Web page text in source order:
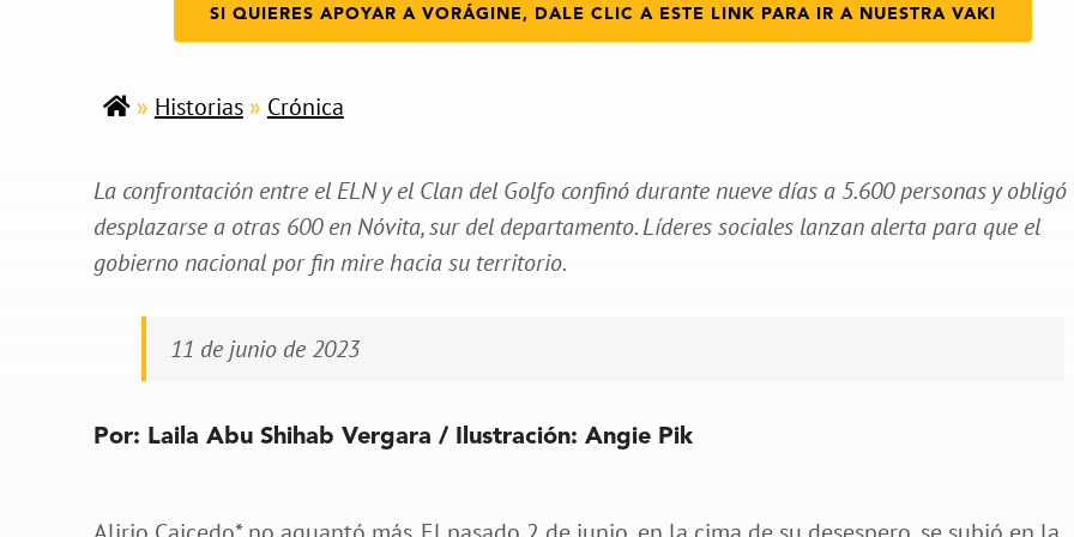
SI QUIERES APOYAR A VORÁGINE, DALE CLIC A ESTE LINK PARA IR A NUESTRA VAKI
» Historias» Crónica
La confrontación entre el ELN y el Clan del Golfo confinó durante nueve días a 5.600 personas y obligó
desplazarse a otras 600 en Nóvita, sur del departamento. Líderes sociales lanzan alerta para que el
gobierno nacional por fin mire hacia su territorio.
11 de junio de 2023
Por: Laila Abu Shihab Vergara / Ilustración: Angie Pik